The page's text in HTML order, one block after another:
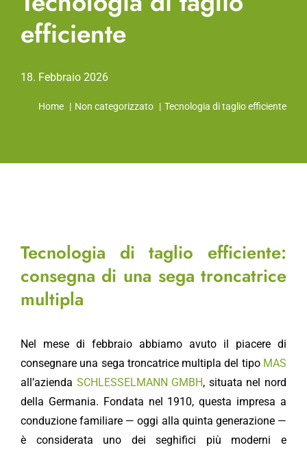
efficiente
18. Febbraio 2026
Home Non categorizzato Tecnologia di taglio efficiente
Tecnologia di taglio efficiente:
consegna di una sega troncatrice
multipla
Nel mese di febbraio abbiamo avuto il piacere di
consegnare una sega troncatrice multipla del tipo MAS
all’azienda SCHLESSELMANN GMBH, situata nel nord
della Germania. Fondata nel 1910, questa impresa a
conduzione familiare — oggi alla quinta generazione —
è considerata uno dei seghifici più moderni e